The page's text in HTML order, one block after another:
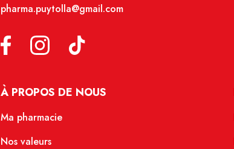
pharma.puytolla@gmail.com
À PROPOS DE NOUS
Ma pharmacie
Nos valeurs